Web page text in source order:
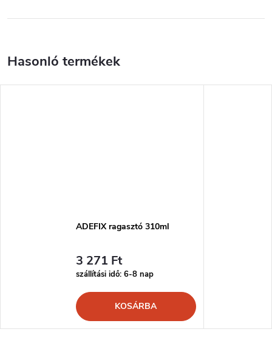
ADEFIX ragasztó 310ml
3 271 Ft
szállítási idő: 6-8 nap
KOSÁRBA